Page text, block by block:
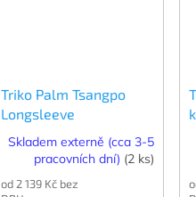
Triko Palm Tsangpo
Longsleeve
Skladem externě (cca 3-5
pracovních dní) (2 ks)
od 2 139 Kč bez